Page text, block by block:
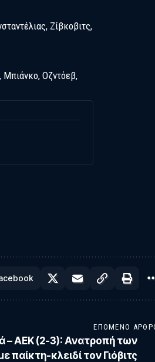
Ζίβκοβιτς,
Μπιάνκο, Οζντόεβ,
ΕΠΌΜΕΝΟ
– ΑΕΚ (2-3): Ανατροπή των
παίκτη-κλειδί τον Γιόβιτς